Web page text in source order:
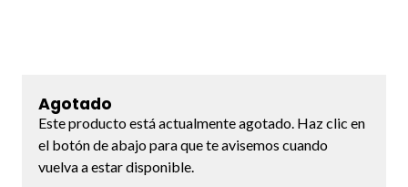
Agotado
Este producto está actualmente agotado. Haz clic en
el botón de abajo para que te avisemos cuando
vuelva a estar disponible.